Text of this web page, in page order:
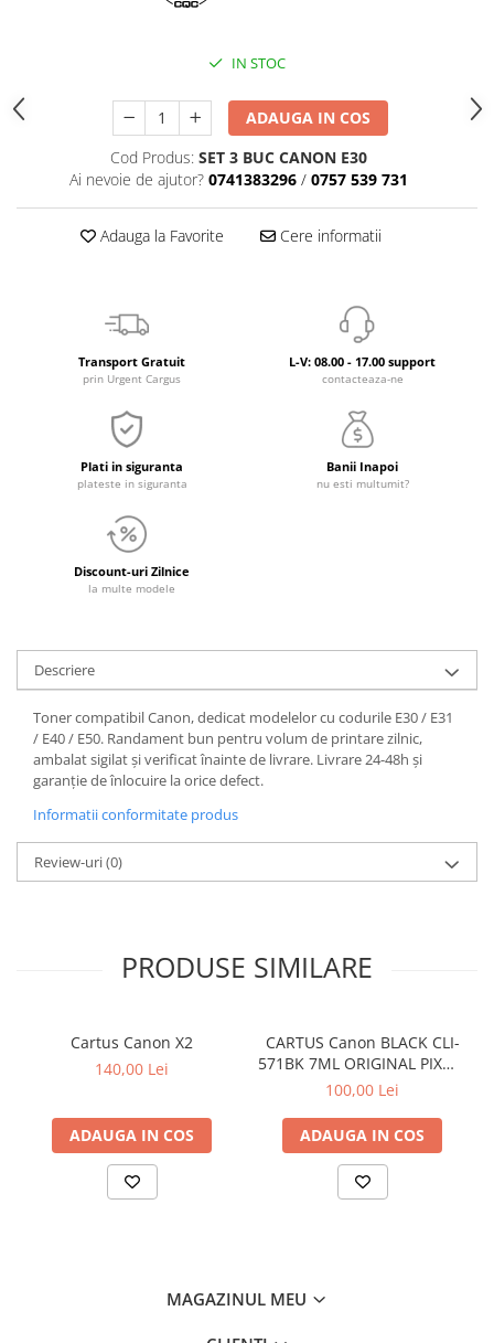
IN STOC
ADAUGA IN COS
Cod Produs: SET 3 BUC CANON E30
Ai nevoie de ajutor? 0741383296 / 0757 539 731
Adauga la Favorite Cere informatii
Transport Gratuit
prin Urgent Cargus
L-V: 08.00 - 17.00 support
contacteaza-ne
Plati in siguranta
plateste in siguranta
Banii Inapoi
nu esti multumit?
Discount-uri Zilnice
la multe modele
Descriere
Toner compatibil Canon, dedicat modelelor cu codurile E30 / E31
/ E40 / E50. Randament bun pentru volum de printare zilnic,
ambalat sigilat și verificat înainte de livrare. Livrare 24-48h și
garanție de înlocuire la orice defect.
Informatii conformitate produs
Review-uri(0)
PRODUSE SIMILARE
Cartus Canon X2
140,00 Lei
ADAUGA IN COS
CARTUS Canon BLACK CLI-
571BK 7ML ORIGINAL PIXMA
MG6850
100,00 Lei
ADAUGA IN COS
MAGAZINUL MEU